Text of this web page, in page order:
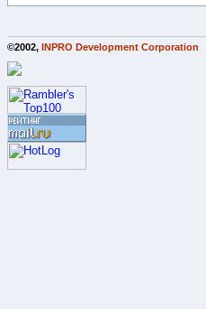
©2002, INPRO Development Corporation